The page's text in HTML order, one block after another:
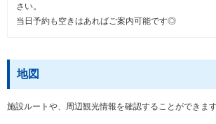
さい。
当日予約も空きはあればご案内可能です◎
地図
施設ルートや、周辺観光情報を確認することができます